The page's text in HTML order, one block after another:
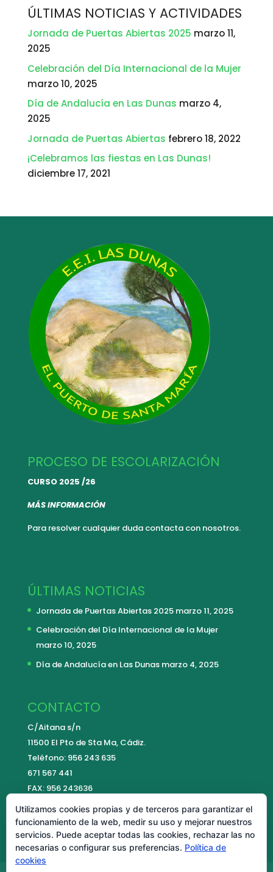
ÚLTIMAS NOTICIAS Y ACTIVIDADES
Jornada de Puertas Abiertas 2025 marzo 11,
2025
Celebración del Día Internacional de la Mujer
marzo 10, 2025
Día de Andalucía en Las Dunas marzo 4,
2025
Jornada de Puertas Abiertas febrero 18, 2022
¡Celebramos las fiestas en Las Dunas!
diciembre 17, 2021
PROCESO DE ESCOLARIZACIÓN
CURSO 2025 /26
MÁS INFORMACIÓN
Para resolver cualquier dudacontacta con nosotros.
ÚLTIMAS NOTICIAS
Jornada de Puertas Abiertas 2025 marzo 11, 2025
Celebración del Día Internacional de la Mujer
marzo 10, 2025
Día de Andalucía en Las Dunas marzo 4, 2025
CONTACTO
C/Aitana s/n
11500 El Pto de Sta Ma, Cádiz.
Teléfono: 956 243 635
671 567 441
FAX: 956 243636
E-mail:
contacto@colegiolasdunas.es
Utilizamos cookies propias y de terceros para garantizar el
funcionamiento de la web, medir su uso y mejorar nuestros
servicios. Puede aceptar todas las cookies, rechazar las no
necesarias o configurar sus preferencias. Política de
cookies